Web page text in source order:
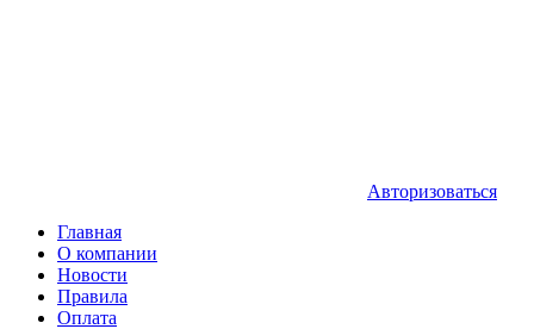
Авторизоваться
Главная
О компании
Новости
Правила
Оплата